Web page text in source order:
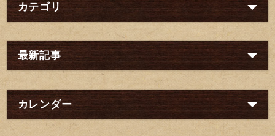
カテゴリ
最新記事
カレンダー